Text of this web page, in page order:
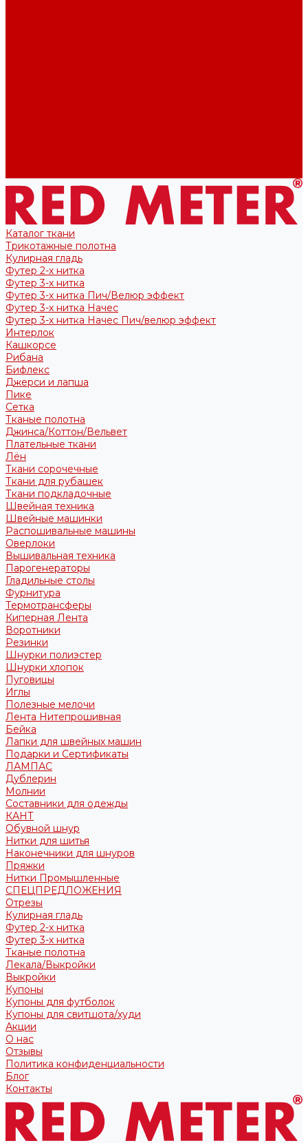
Каталог ткани
Трикотажные полотна
Кулирная гладь
Футер 2-х нитка
Футер 3-х нитка
Футер 3-х нитка Пич/Велюр эффект
Футер 3-х нитка Начес
Футер 3-х нитка Начес Пич/велюр эффект
Интерлок
Кашкорсе
Рибана
Бифлекс
Джерси и лапша
Пике
Сетка
Тканые полотна
Джинса/Коттон/Вельвет
Плательные ткани
Лён
Ткани сорочечные
Ткани для рубашек
Ткани подкладочные
Швейная техника
Швейные машинки
Распошивальные машины
Оверлоки
Вышивальная техника
Парогенераторы
Гладильные столы
Фурнитура
Термотрансферы
Киперная Лента
Воротники
Резинки
Шнурки полиэстер
Шнурки хлопок
Пуговицы
Иглы
Полезные мелочи
Лента Нитепрошивная
Бейка
Лапки для швейных машин
Подарки и Сертификаты
ЛАМПАС
Дублерин
Молнии
Составники для одежды
КАНТ
Обувной шнур
Нитки для шитья
Наконечники для шнуров
Пряжки
Нитки Промышленные
СПЕЦПРЕДЛОЖЕНИЯ
Отрезы
Кулирная гладь
Футер 2-х нитка
Футер 3-х нитка
Тканые полотна
Лекала/Выкройки
Выкройки
Купоны
Купоны для футболок
Купоны для свитшота/худи
Акции
О нас
Отзывы
Политика конфиденциальности
Блог
Контакты